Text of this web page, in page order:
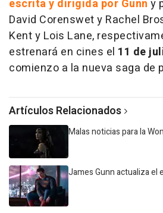
escrita y dirigida por Gunn y
David Corenswet y Rachel
Kent y Lois Lane,
estrenará en cines el 11 de
comienzo a la nueva saga de
Artículos Relacionados
Malas noticias para la
James Gunn actualiza el